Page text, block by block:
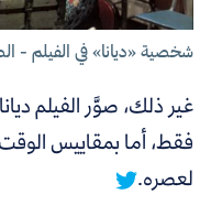
شخصية «ديانا» في الفيلم -
غير ذلك،صوَّر الفيلم
فقط، أما بمقاييس
لعصره.